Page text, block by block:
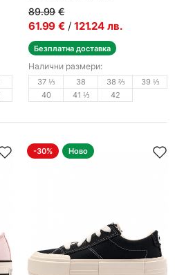
89.99 €
61.99 € / 121.24 лв.
Безплатна доставка
Налични размери:
37 ⅓ 38 38 ⅔
39 ⅓
40
41 ⅓ 42
-30% Ново